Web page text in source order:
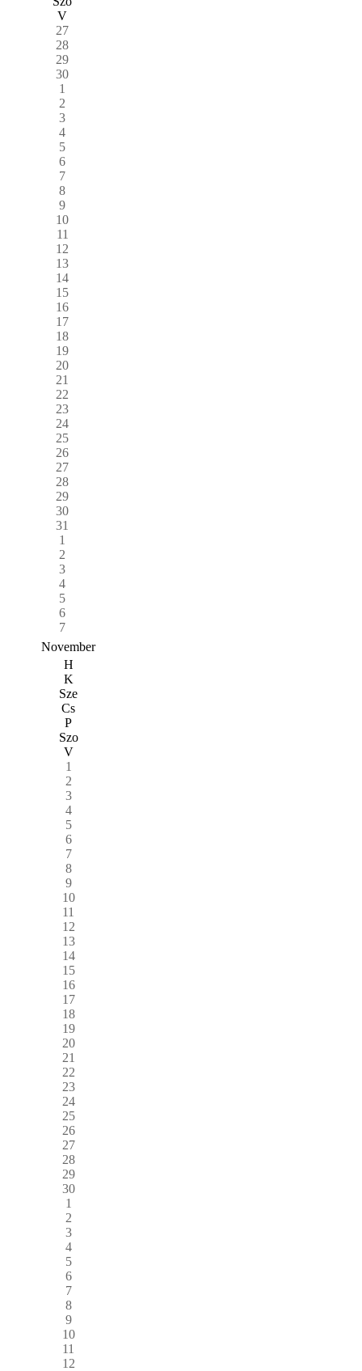
V
27
28
29
30
1
2
3
4
5
6
7
8
9
10
11
12
13
14
15
16
17
18
19
20
21
22
23
24
25
26
27
28
29
30
31
1
2
3
4
5
6
7
November
H
K
Sze
Cs
P
Szo
V
1
2
3
4
5
6
7
8
9
10
11
12
13
14
15
16
17
18
19
20
21
22
23
24
25
26
27
28
29
30
1
2
3
4
5
6
7
8
9
10
11
12